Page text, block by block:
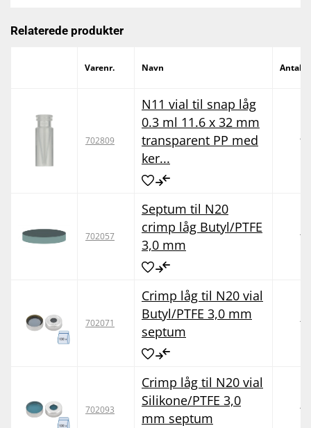
Relaterede produkter
Varenr. Navn Antal /
702809
N11 vial til snap låg
0.3 ml 11.6 x 32 mm
transparent PP med
ker...
702057
Septum til N20
crimp låg Butyl/PTFE
3,0 mm
702071
Crimp låg til N20 vial
Butyl/PTFE 3,0 mm
septum
702093
Crimp låg til N20 vial
Silikone/PTFE 3,0
mm septum